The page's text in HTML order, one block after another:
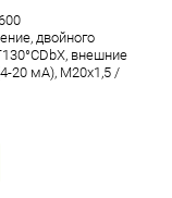
двойного
внешние
20 мА), M20x1,5 /